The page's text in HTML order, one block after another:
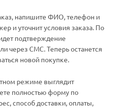
напишите ФИО, телефон и
и уточнит условия заказа. По
подтверждение
через СМС. Теперь останется
новой покупке.
режиме выглядит
полностью форму по
способ доставки, оплаты,